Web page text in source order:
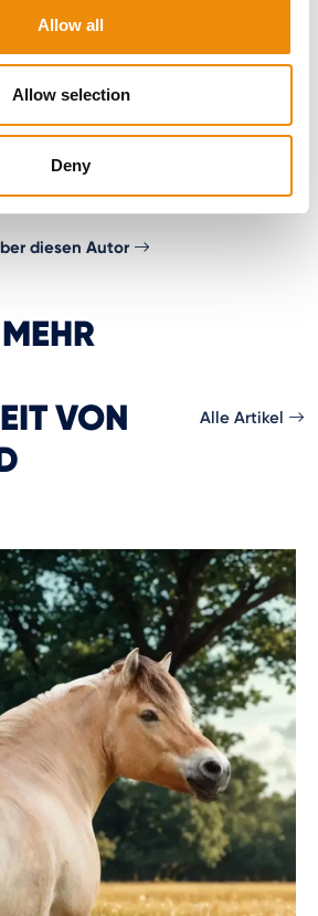
Allow all
Allow selection
Deny
und teilt gerne ihr Wissen und die
wissenschaftlichen Erkenntnisse zur
wurden weltweit veröffentlicht.
konzentriert sich derzeit in ihrer Forschung
Denn ein gesunder Darm ist ein
Pferd.
diesen Autor
VON
Alle Artikel